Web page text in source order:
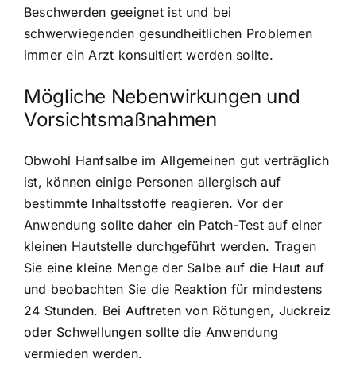
Beschwerden geeignet ist und bei
schwerwiegenden gesundheitlichen Problemen
immer ein Arzt konsultiert werden sollte.
Mögliche Nebenwirkungen und
Vorsichtsmaßnahmen
Obwohl Hanfsalbe im Allgemeinen gut verträglich
ist, können einige Personen allergisch auf
bestimmte Inhaltsstoffe reagieren. Vor der
Anwendung sollte daher ein Patch-Test auf einer
kleinen Hautstelle durchgeführt werden. Tragen
Sie eine kleine Menge der Salbe auf die Haut auf
und beobachten Sie die Reaktion für mindestens
24 Stunden. Bei Auftreten von Rötungen, Juckreiz
oder Schwellungen sollte die Anwendung
vermieden werden.